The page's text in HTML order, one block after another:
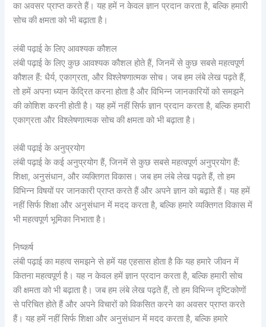
का अवसर प्राप्त करते हैं। यह हमें न केवल ज्ञान प्रदान करता है, बल्कि हमारी
सोच की क्षमता को भी बढ़ाता है।
लंबी पढ़ाई के लिए आवश्यक कौशल
लंबी पढ़ाई के लिए कुछ आवश्यक कौशल होते हैं, जिनमें से कुछ सबसे महत्वपूर्ण
कौशल हैं: धैर्य, एकाग्रता, और विश्लेषणात्मक सोच। जब हम लंबे लेख पढ़ते हैं,
तो हमें अपना ध्यान केंद्रित करना होता है और विभिन्न जानकारियों को समझने
की कोशिश करनी होती है। यह हमें नहीं सिर्फ ज्ञान प्रदान करता है, बल्कि हमारी
एकाग्रता और विश्लेषणात्मक सोच की क्षमता को भी बढ़ाता है।
लंबी पढ़ाई के अनुप्रयोग
लंबी पढ़ाई के कई अनुप्रयोग हैं, जिनमें से कुछ सबसे महत्वपूर्ण अनुप्रयोग हैं:
शिक्षा, अनुसंधान, और व्यक्तिगत विकास। जब हम लंबे लेख पढ़ते हैं, तो हम
विभिन्न विषयों पर जानकारी प्राप्त करते हैं और अपने ज्ञान को बढ़ाते हैं। यह हमें
नहीं सिर्फ शिक्षा और अनुसंधान में मदद करता है, बल्कि हमारे व्यक्तिगत विकास में
भी महत्वपूर्ण भूमिका निभाता है।
निष्कर्ष
लंबी पढ़ाई का महत्व समझने से हमें यह एहसास होता है कि यह हमारे जीवन में
कितना महत्वपूर्ण है। यह न केवल हमें ज्ञान प्रदान करता है, बल्कि हमारी सोच
की क्षमता को भी बढ़ाता है। जब हम लंबे लेख पढ़ते हैं, तो हम विभिन्न दृष्टिकोणों
से परिचित होते हैं और अपने विचारों को विकसित करने का अवसर प्राप्त करते
हैं। यह हमें नहीं सिर्फ शिक्षा और अनुसंधान में मदद करता है, बल्कि हमारे